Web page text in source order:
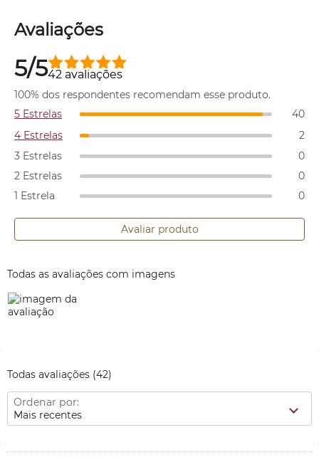
Avaliações
5/542 avaliações
100% dos respondentes recomendam esse produto.
5 Estrelas
40
4 Estrelas
2
3 Estrelas
0
2 Estrelas
0
1 Estrela
0
Avaliar produto
Todas as avaliações com imagens
Todas avaliações (42)
Ordenar por:
Mais recentes